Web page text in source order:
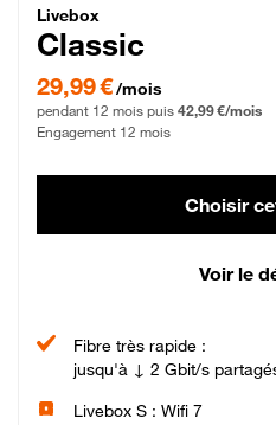
Livebox Classic
Livebox
Classic
29,99 € par mois pendant 12 mois
29,99 €/mois
pendant 12 mois puis 42,99 €/mois
Engagement 12 mois
Choisir
Voir le
Fibre très rapide :
jusqu'à ↓ 2 Gbit/s
Livebox S : Wifi 7